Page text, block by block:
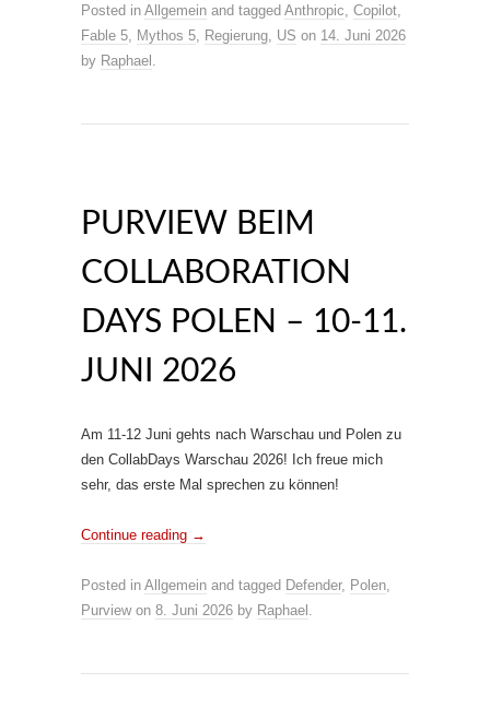
Posted in Allgemein and tagged Anthropic, Copilot,
Fable 5, Mythos 5, Regierung, US on 14. Juni 2026
by Raphael .
PURVIEW BEIM
COLLABORATION
DAYS POLEN – 10-11.
JUNI 2026
Am 11-12 Juni gehts nach Warschau und Polen zu
den CollabDays Warschau 2026! Ich freue mich
sehr, das erste Mal sprechen zu können!
Continue reading →
Posted in Allgemein and tagged Defender, Polen,
Purviewon 8. Juni 2026 by Raphael .